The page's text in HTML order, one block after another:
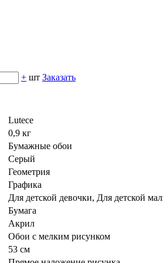
+ шт Заказать
Lutece
0,9 кг
Бумажные обои
Серый
Геометрия
Графика
Для детской девочки, Для детской
Бумага
Акрил
Обои с мелким рисунком
53 см